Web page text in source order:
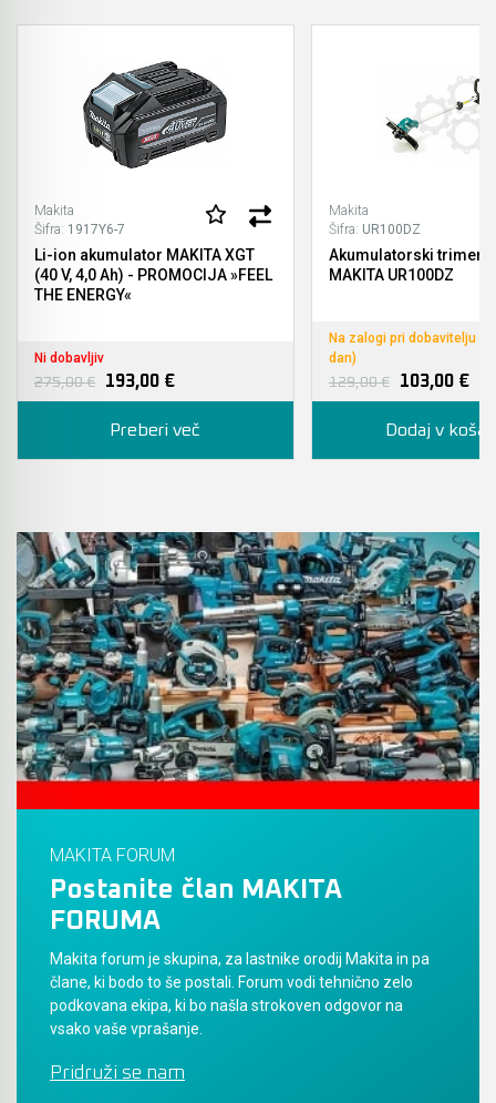
Makita
Šifra: 1917Y6-7
Li-ion akumulator MAKITA XGT
(40 V, 4,0 Ah) - PROMOCIJA »FEEL
THE ENERGY«
Ni dobavljiv
275,00 €
193,00 €
Preberi več
Makita
Šifra: UR100DZ
Akumulatorski trimer
MAKITA UR100DZ
Na zalogi pri dobavitelju
dan)
129,00 €
103,00 €
Dodaj v
MAKITA FORUM
Postanite član MAKITA
FORUMA
Makita forum je skupina, za lastnike orodij Makita in pa
člane, ki bodo to še postali. Forum vodi tehnično zelo
podkovana ekipa, ki bo našla strokoven odgovor na
vsako vaše vprašanje.
Pridruži se nam